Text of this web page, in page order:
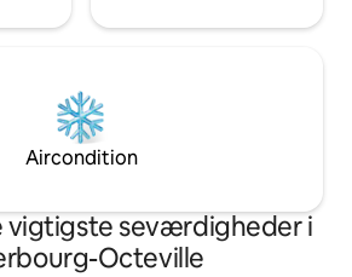
Aircondition
seværdigheder i
Octeville